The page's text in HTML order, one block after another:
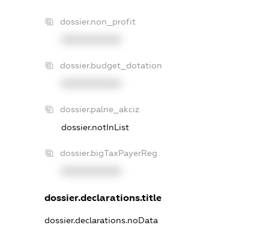
dossier.non_profit
dossier.budget_dotation
dossier.palne_akciz
dossier.notInList
dossier.bigTaxPayerReg
dossier.declarations.title
dossier.declarations.noData